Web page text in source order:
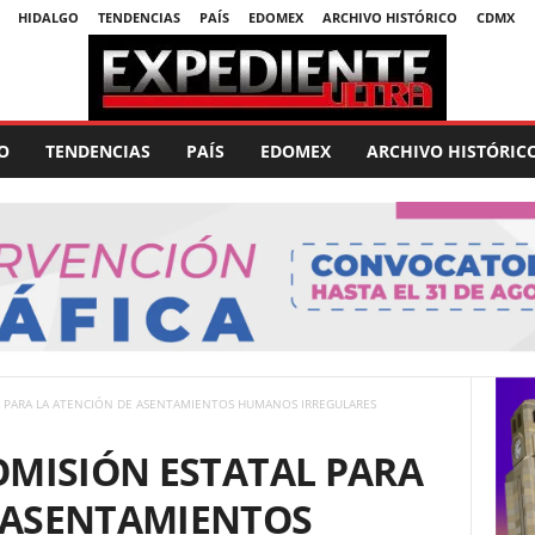
HIDALGO TENDENCIAS PAÍS EDOMEX ARCHIVO HISTÓRICO CDMX
TENDENCIAS PAÍS EDOMEX ARCHIVO
LA ATENCIÓN DE ASENTAMIENTOS HUMANOS IRREGULARES
ESTATAL PARA